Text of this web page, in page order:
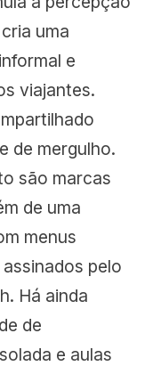
uma
e
viajantes.
de mergulho.
são marcas
de uma
menus
pelo
Há ainda
de
e aulas